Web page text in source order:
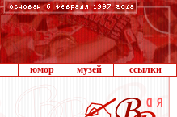
юмор музей ссылки